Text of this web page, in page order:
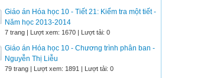
Giáo án Hóa học 10 - Tiết 21: Kiểm tra một tiết -
Năm học 2013-2014
7 trang | Lượt xem: 1670 | Lượt tải: 0
Giáo án Hóa học 10 - Chương trình phân ban -
Nguyễn Thị Liễu
79 trang | Lượt xem: 1891 | Lượt tải: 0